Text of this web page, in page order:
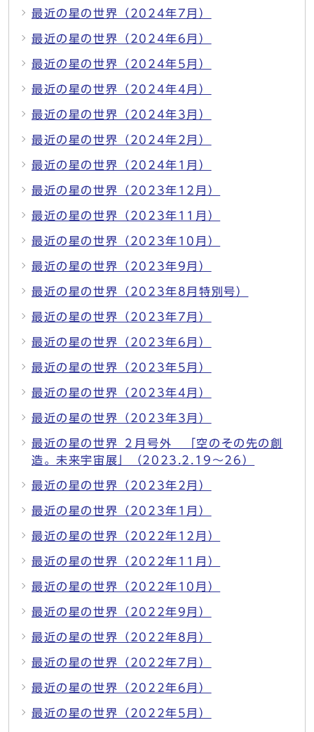
最近の星の世界（2024年7月）
最近の星の世界（2024年6月）
最近の星の世界（2024年5月）
最近の星の世界（2024年4月）
最近の星の世界（2024年3月）
最近の星の世界（2024年2月）
最近の星の世界（2024年1月）
最近の星の世界（2023年12月）
最近の星の世界（2023年11月）
最近の星の世界（2023年10月）
最近の星の世界（2023年9月）
最近の星の世界（2023年8月特別号）
最近の星の世界（2023年7月）
最近の星の世界（2023年6月）
最近の星の世界（2023年5月）
最近の星の世界（2023年4月）
最近の星の世界（2023年3月）
最近の星の世界 ２月号外 「空のその先の創
造。未来宇宙展」（2023.2.19～26）
最近の星の世界（2023年2月）
最近の星の世界（2023年1月）
最近の星の世界（2022年12月）
最近の星の世界（2022年11月）
最近の星の世界（2022年10月）
最近の星の世界（2022年9月）
最近の星の世界（2022年8月）
最近の星の世界（2022年7月）
最近の星の世界（2022年6月）
最近の星の世界（2022年5月）